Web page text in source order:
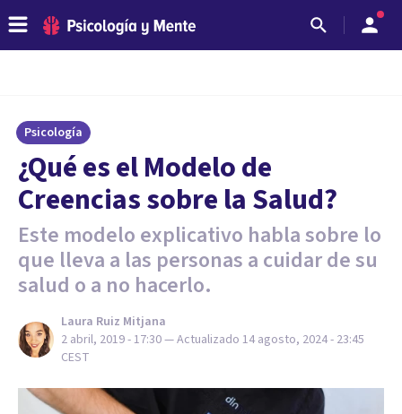
Psicología
¿Qué es el Modelo de
Creencias sobre la Salud?
Este modelo explicativo habla sobre lo
que lleva a las personas a cuidar de su
salud o a no hacerlo.
Laura Ruiz Mitjana
2 abril, 2019 - 17:30— Actualizado 14 agosto, 2024 - 23:45
CEST